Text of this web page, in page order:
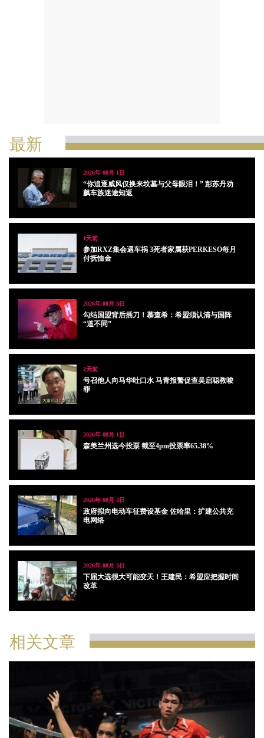
最新
2026年 08月 1日
“你追逐威风仅换来坟墓与父母眼泪！” 彭苏丹劝
飙车族迷途知返
1天前
参加RXZ集会遇车祸 3死者家属获PERKESO每月
付抚恤金
2026年 08月 3日
勾结国盟背后插刀！慕查希：希盟须认清与国阵
“道不同”
2天前
号召他人向马华吐口水 马青报警促查吴启聪教唆
罪
2026年 08月 1日
森美兰州选今投票 截至4pm投票率65.38%
2026年 08月 4日
政府拟向电动车征费设基金 佐哈里：扩建公共充
电网络
2026年 08月 3日
下届大选很大可能变天！王建民：希盟应把握时间
改革
相关文章